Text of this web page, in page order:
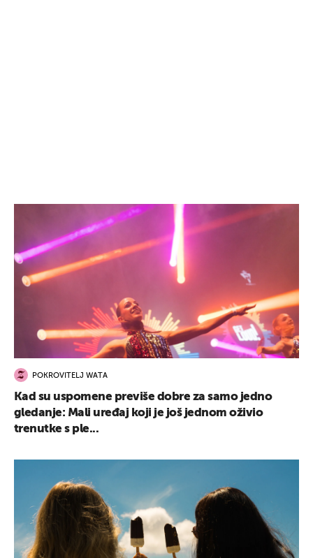
POKROVITELJ WATA
Kad su uspomene previše dobre za samo jedno
gledanje: Mali uređaj koji je još jednom oživio
trenutke s ple...